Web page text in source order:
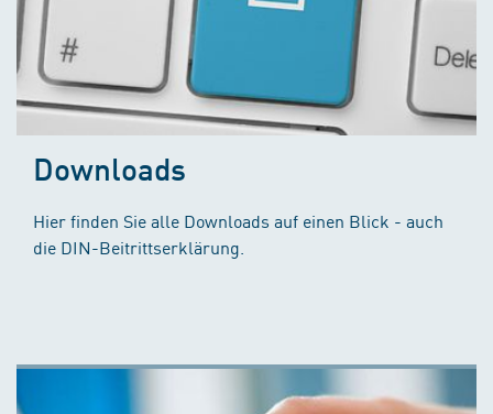
Downloads
Hier finden Sie alle Downloads auf einen Blick - auch
die DIN-Beitrittserklärung.